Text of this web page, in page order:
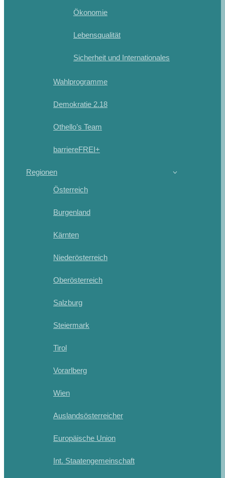
Ökonomie
Lebensqualität
Sicherheit und Internationales
Wahlprogramme
Demokratie 2.18
Othello’s Team
barriereFREI+
Regionen
Österreich
Burgenland
Kärnten
Niederösterreich
Oberösterreich
Salzburg
Steiermark
Tirol
Vorarlberg
Wien
Auslandsösterreicher
Europäische Union
Int. Staatengemeinschaft